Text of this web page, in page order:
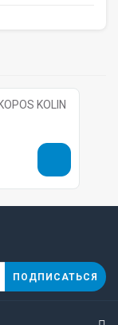
KOLIN
ПОДПИСАТЬСЯ